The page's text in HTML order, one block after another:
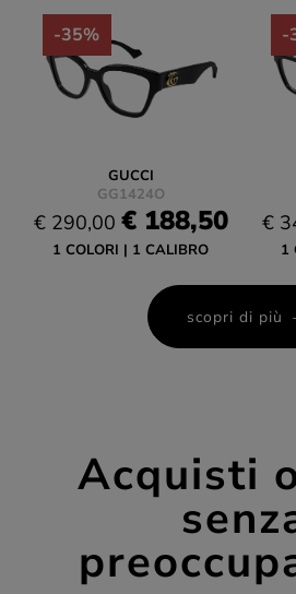
Ottica Lux è la scelta giusta per
convenienza.
-35%
GUCCI
GG1424O
€ 290,00 € 188,50
1 COLORI 1 CALIBRO
-
€
1
scopri di più
Acquisti